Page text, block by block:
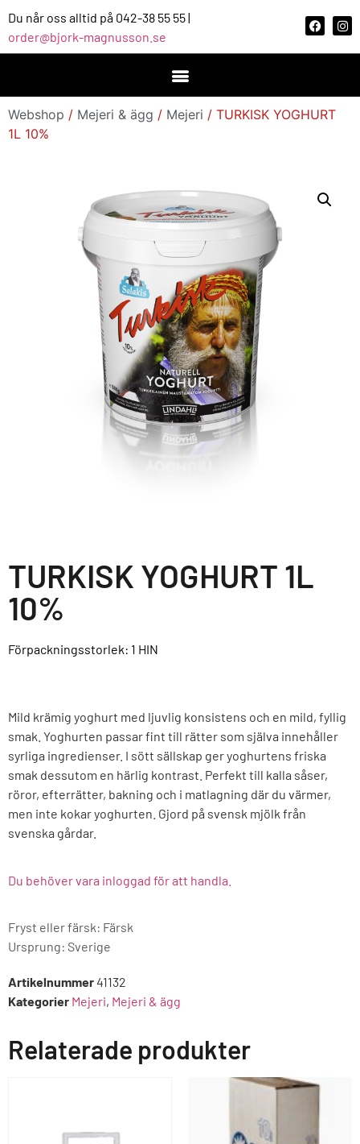
Du når oss alltid på 042-38 55 55 |
order@bjork-magnusson.se
Webshop / Mejeri & ägg / Mejeri / TURKISK YOGHURT
1L 10%
TURKISK YOGHURT 1L
10%
Förpackningsstorlek: 1 HIN
Mild krämig yoghurt med ljuvlig konsistens och en mild, fyllig
smak. Yoghurten passar fint till rätter som själva innehåller
syrliga ingredienser. I sött sällskap ger yoghurtens friska
smak dessutom en härlig kontrast. Perfekt till kalla såser,
röror, efterrätter, bakning och i matlagning där du värmer,
men inte kokar yoghurten. Gjord på svensk mjölk från
svenska gårdar.
Du behöver vara inloggad för att handla.
Fryst eller färsk: Färsk
Ursprung: Sverige
Artikelnummer41132
Kategorier Mejeri, Mejeri & ägg
Relaterade produkter